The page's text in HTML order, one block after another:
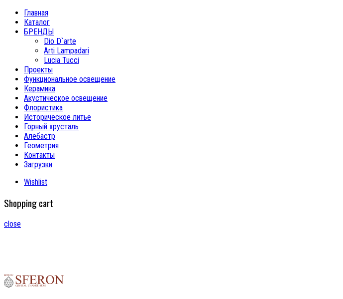
Главная
Каталог
БРЕНДЫ
Dio D`arte
Arti Lampadari
Lucia Tucci
Проекты
Функциональное освещение
Керамика
Акустическое освещение
Флористика
Историческое литье
Горный хрусталь
Алебастр
Геометрия
Контакты
Загрузки
Wishlist
Shopping cart
close